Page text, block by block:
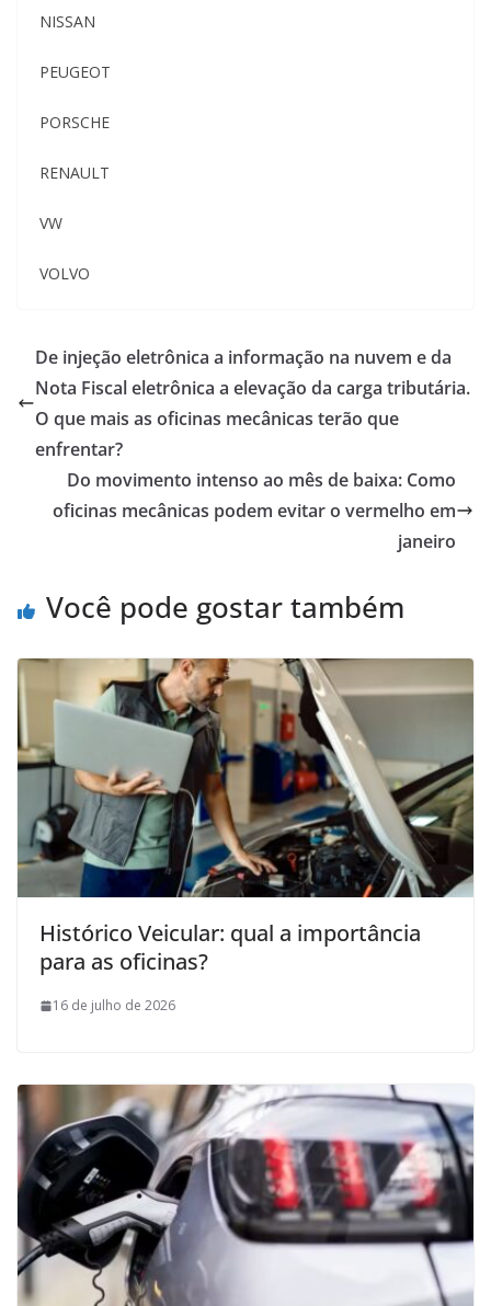
NISSAN
PEUGEOT
PORSCHE
RENAULT
VW
VOLVO
De injeção eletrônica a informação na nuvem e da
Nota Fiscal eletrônica a elevação da carga tributária.
O que mais as oficinas mecânicas terão que
enfrentar?
Do movimento intenso ao mês de baixa: Como
oficinas mecânicas podem evitar o vermelho em
janeiro
Você pode gostar também
Histórico Veicular: qual a importância
para as oficinas?
16 de julho de 2026